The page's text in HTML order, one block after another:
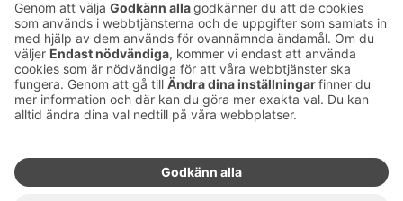
nyhetsbrev
Du får Sokos Hotellens senaste
förmåner och nyheter till din e-
post varje månad.
Sokos Hotels i sociala medier
Sokos
Hotels på
Facebook
Sokos
Hotels på
Instagram
Sokos
Hotels
på
Sokos
Hotels i
Linkedin